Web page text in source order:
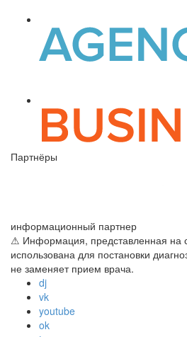
Партнёры
информационный партнер
⚠ Информация, представленная на
использована для постановки
не заменяет прием врача.
dj
vk
youtube
ok